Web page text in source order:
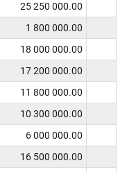
25 250 000.00
1 800 000.00
18 000 000.00
17 200 000.00
11 800 000.00
10 300 000.00
6 000 000.00
16 500 000.00